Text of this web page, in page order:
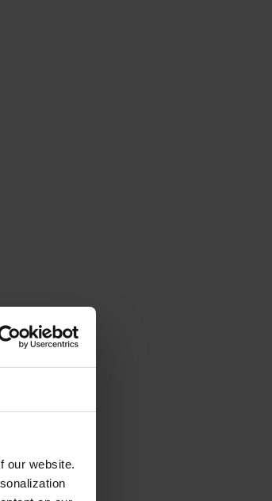
our website.